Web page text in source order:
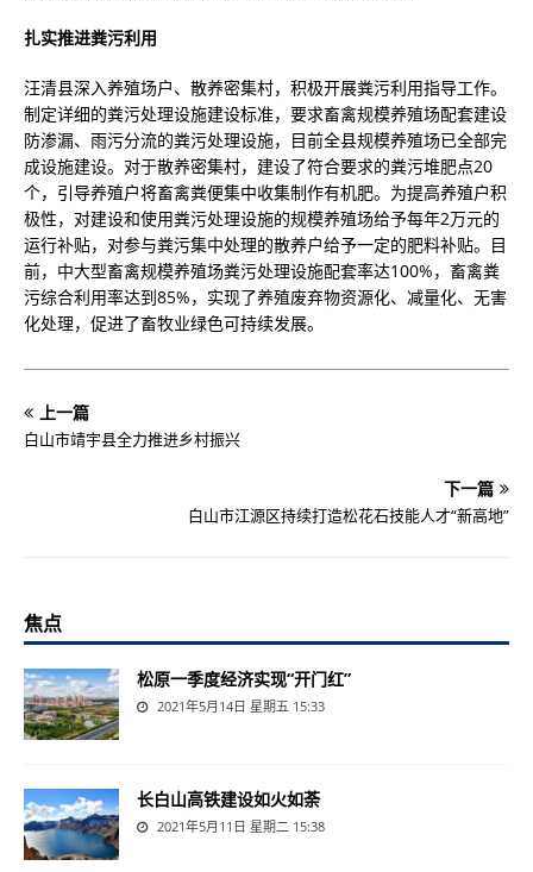
扎实推进粪污利用
汪清县深入养殖场户、散养密集村，积极开展粪污利用指导工作。
制定详细的粪污处理设施建设标准，要求畜禽规模养殖场配套建设
防渗漏、雨污分流的粪污处理设施，目前全县规模养殖场已全部完
成设施建设。对于散养密集村，建设了符合要求的粪污堆肥点20
个，引导养殖户将畜禽粪便集中收集制作有机肥。为提高养殖户积
极性，对建设和使用粪污处理设施的规模养殖场给予每年2万元的
运行补贴，对参与粪污集中处理的散养户给予一定的肥料补贴。目
前，中大型畜禽规模养殖场粪污处理设施配套率达100%，畜禽粪
污综合利用率达到85%，实现了养殖废弃物资源化、减量化、无害
化处理，促进了畜牧业绿色可持续发展。
上一篇
白山市靖宇县全力推进乡村振兴
下一篇
白山市江源区持续打造松花石技能人才“新高地”
焦点
松原一季度经济实现“开门红”
2021年5月14日 星期五 15:33
长白山高铁建设如火如荼
2021年5月11日 星期二 15:38